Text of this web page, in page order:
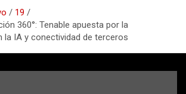
19
360°: Tenable apuesta por la
la IA y conectividad de terceros